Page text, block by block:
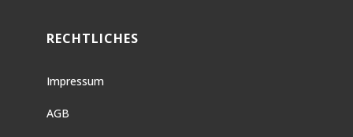
RECHTLICHES
Impressum
AGB